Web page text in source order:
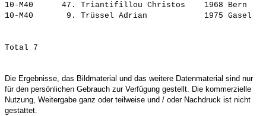
10-M40      47. Triantifillou Christos
1968
10-M40       9. Trüssel Adrian
Die Ergebnisse, das Bildmaterial und das weitere Datenmaterial sind nur
für den persönlichen Gebrauch zur Verfügung gestellt. Die kommerzielle
Nutzung, Weitergabe ganz oder teilweise und / oder Nachdruck ist nicht
gestattet.